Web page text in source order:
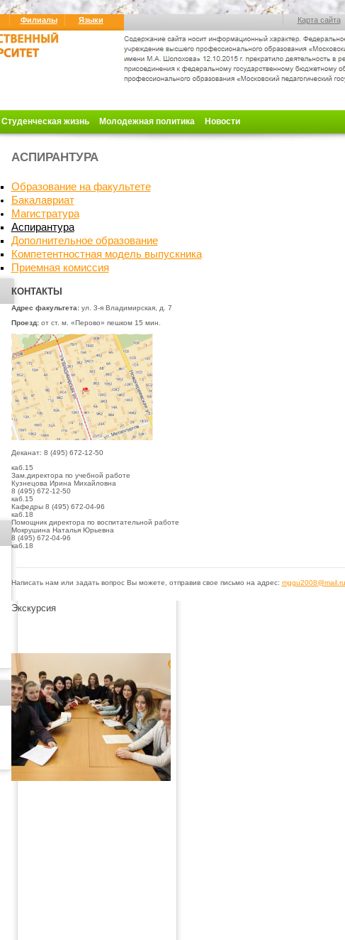
Филиалы Языки Карта сайта
Студенческая жизнь Молодежная политика Новости
АСПИРАНТУРА
Образование на факультете
Бакалавриат
Магистратура
Аспирантура
Дополнительное образование
Компетентностная модель выпускника
Приемная комиссия
КОНТАКТЫ
Адрес факультета: ул. 3-я Владимирская, д. 7
Проезд: от ст. м. «Перово» пешком 15 мин.
Деканат: 8 (495) 672-12-50
каб.15
Зам.директора по учебной работе
Кузнецова Ирина Михайловна
8 (495) 672-12-50
каб.15
Кафедры 8 (495) 672-04-96
каб.18
Помощник директора по воспитательной работе
Мокрушина Наталья Юрьевна
8 (495) 672-04-96
каб.18
Написать нам или задать вопрос Вы можете, отправив свое письмо на адрес: mggu2008@mail.ru
Экскурсия